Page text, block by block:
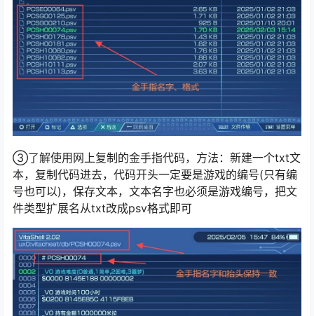
③了解使用网上复制的金手指代码，方法：新建一个txt文
本，复制代码进去，代码开头一定要是游戏的编号(只有编
号也可以)，保存文本，文本名字也必须是游戏编号，把文
件类型扩展名从txt改成psv格式即可